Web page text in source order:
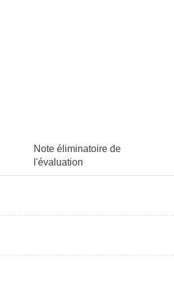
Note éliminatoire de
l'évaluation